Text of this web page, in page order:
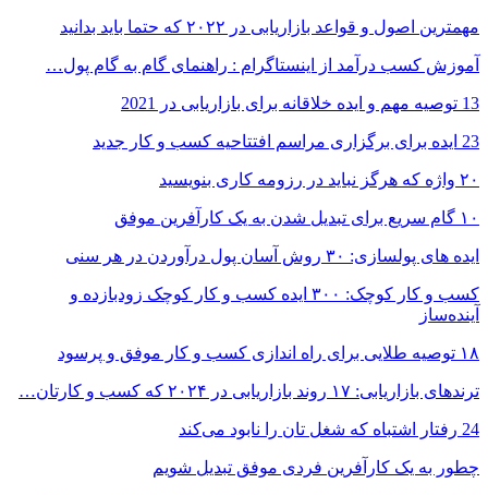
مهمترین اصول و قواعد بازاریابی در ۲۰۲۲ که حتما باید بدانید
آموزش کسب درآمد از اینستاگرام : راهنمای گام به گام پول…
13 توصیه مهم و ایده خلاقانه برای بازاریابی در 2021
23 ایده برای برگزاری مراسم افتتاحیه کسب و کار جدید
۲۰ واژه که هرگز نباید در رزومه کاری بنویسید
۱۰ گام سریع برای تبدیل شدن به یک کارآفرین موفق
ایده های پولسازی: ۳۰ روش آسان پول درآوردن در هر سنی
کسب و کار کوچک: ۳۰۰ ایده کسب و کار کوچک زودبازده و
آینده‌ساز
۱۸ توصیه طلایی برای راه اندازی کسب و کار موفق و پرسود
ترندهای بازاریابی: ۱۷ روند بازاریابی در ۲۰۲۴ که کسب و کارتان…
24 رفتار اشتباه که شغل تان را نابود می‌کند
چطور به یک کارآفرین فردی موفق تبدیل شویم